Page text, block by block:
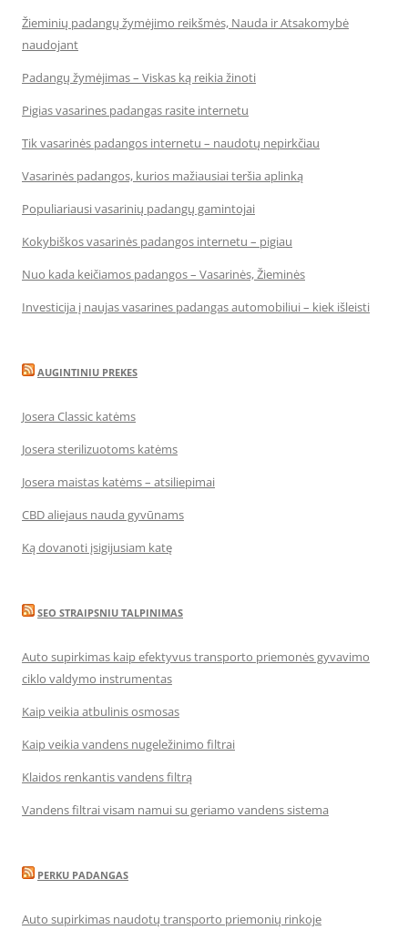
Žieminių padangų žymėjimo reikšmės, Nauda ir Atsakomybė
naudojant
Padangų žymėjimas – Viskas ką reikia žinoti
Pigias vasarines padangas rasite internetu
Tik vasarinės padangos internetu – naudotų nepirkčiau
Vasarinės padangos, kurios mažiausiai teršia aplinką
Populiariausi vasarinių padangų gamintojai
Kokybiškos vasarinės padangos internetu – pigiau
Nuo kada keičiamos padangos – Vasarinės, Žieminės
Investicija į naujas vasarines padangas automobiliui – kiek išleisti
AUGINTINIU PREKES
Josera Classic katėms
Josera sterilizuotoms katėms
Josera maistas katėms – atsiliepimai
CBD aliejaus nauda gyvūnams
Ką dovanoti įsigijusiam katę
SEO STRAIPSNIU TALPINIMAS
Auto supirkimas kaip efektyvus transporto priemonės gyvavimo
ciklo valdymo instrumentas
Kaip veikia atbulinis osmosas
Kaip veikia vandens nugeležinimo filtrai
Klaidos renkantis vandens filtrą
Vandens filtrai visam namui su geriamo vandens sistema
PERKU PADANGAS
Auto supirkimas naudotų transporto priemonių rinkoje